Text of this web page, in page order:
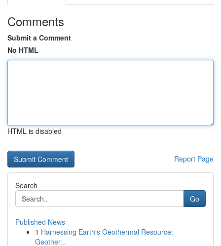
Comments
Submit a Comment
No HTML
HTML is disabled
Report Page
Search
Go
Published News
1 Harnessing Earth's Geothermal Resource:
Geother...